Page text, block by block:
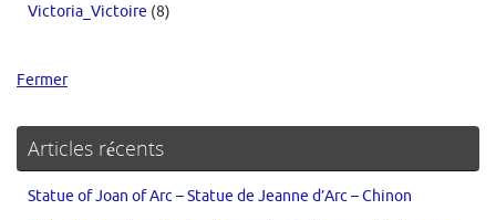
Victoria_Victoire (8)
Fermer
Articles récents
Statue of Joan of Arc – Statue de Jeanne d’Arc – Chinon